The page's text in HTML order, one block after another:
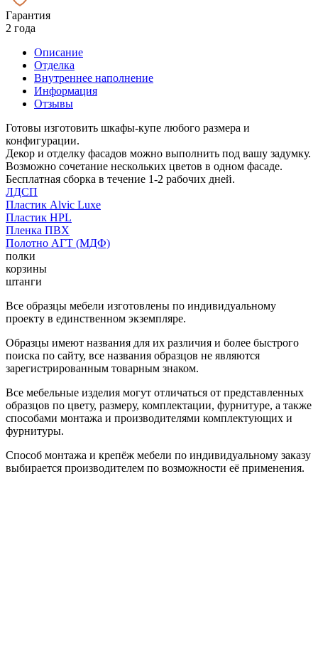
Гарантия
2 года
Описание
Отделка
Внутреннее наполнение
Информация
Отзывы
Готовы изготовить шкафы-купе любого размера и
конфигурации.
Декор и отделку фасадов можно выполнить под вашу задумку.
Возможно сочетание нескольких цветов в одном фасаде.
Бесплатная сборка в течение 1-2 рабочих дней.
ЛДСП
Пластик Alvic Luxe
Пластик HPL
Пленка ПВХ
Полотно АГТ (МДФ)
полки
корзины
штанги
Все образцы мебели изготовлены по индивидуальному
проекту в единственном экземпляре.
Образцы имеют названия для их различия и более быстрого
поиска по сайту, все названия образцов не являются
зарегистрированным товарным знаком.
Все мебельные изделия могут отличаться от представленных
образцов по цвету, размеру, комплектации, фурнитуре, а также
способами монтажа и производителями комплектующих и
фурнитуры.
Способ монтажа и крепёж мебели по индивидуальному заказу
выбирается производителем по возможности её применения.